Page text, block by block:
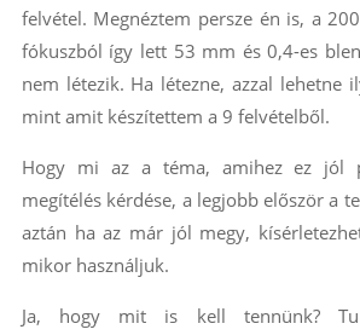
felvétel. Megnéztem persze én is, a
fókuszból így lett 53 mm és 0,4-es
nem létezik. Ha létezne, azzal lehetne
mint amit készítettem a 9 felvételből.
Hogy mi az a téma, amihez ez jól
megítélés kérdése, a legjobb először a
aztán ha az már jól megy,
mikor használjuk.
Ja, hogy mit is kell tennünk?